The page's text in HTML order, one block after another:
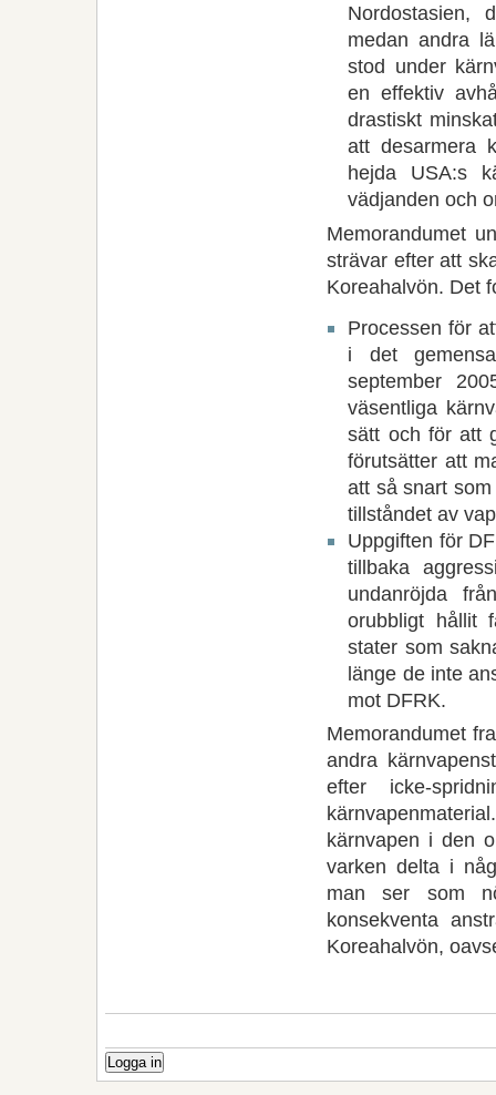
Nordostasien,
medan andra
stod under
en effektiv
drastiskt
att desarmera
hejda USA:s
vädjanden och
Memorandumet
strävar efter att
Koreahalvön. Det
Processen för
i det
september
väsentliga
sätt och för att
förutsätter att
att så snart
tillståndet av
Uppgiften för
tillbaka
undanröjda
orubbligt hållit
stater som
länge de inte
mot DFRK.
Memorandumet
andra
efter icke-
kärnvapen i den
varken delta i
man ser som
konsekventa
Koreahalvön,
Logga in